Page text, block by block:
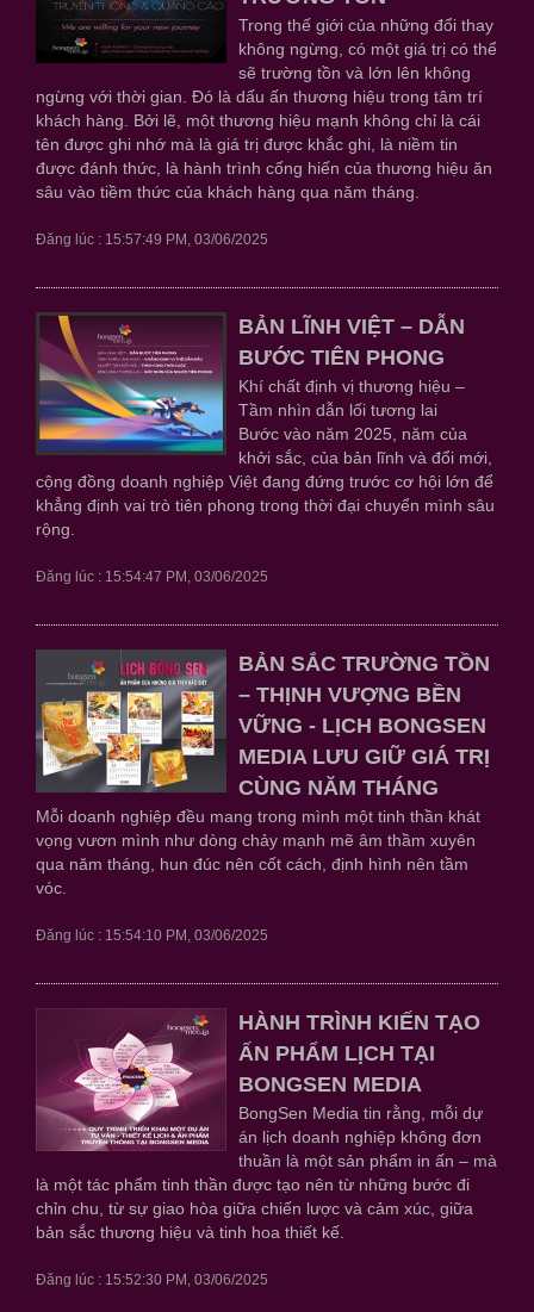
Trong thế giới của những đổi thay
không ngừng, có một giá trị có thể
sẽ trường tồn và lớn lên không
ngừng với thời gian. Đó là dấu ấn thương hiệu trong tâm trí
khách hàng. Bởi lẽ, một thương hiệu mạnh không chỉ là cái
tên được ghi nhớ mà là giá trị được khắc ghi, là niềm tin
được đánh thức, là hành trình cống hiến của thương hiệu ăn
sâu vào tiềm thức của khách hàng qua năm tháng.
Đăng lúc : 15:57:49 PM, 03/06/2025
BẢN LĨNH VIỆT – DẪN
BƯỚC TIÊN PHONG
Khí chất định vị thương hiệu –
Tầm nhìn dẫn lối tương lai
Bước vào năm 2025, năm của
khởi sắc, của bản lĩnh và đổi mới,
cộng đồng doanh nghiệp Việt đang đứng trước cơ hội lớn để
khẳng định vai trò tiên phong trong thời đại chuyển mình sâu
rộng.
Đăng lúc : 15:54:47 PM, 03/06/2025
BẢN SẮC TRƯỜNG TỒN
– THỊNH VƯỢNG BỀN
VỮNG - LỊCH BONGSEN
MEDIA LƯU GIỮ GIÁ TRỊ
CÙNG NĂM THÁNG
Mỗi doanh nghiệp đều mang trong mình một tinh thần khát
vọng vươn mình như dòng chảy mạnh mẽ âm thầm xuyên
qua năm tháng, hun đúc nên cốt cách, định hình nên tầm
vóc.
Đăng lúc : 15:54:10 PM, 03/06/2025
HÀNH TRÌNH KIẾN TẠO
ẤN PHẨM LỊCH TẠI
BONGSEN MEDIA
BongSen Media tin rằng, mỗi dự
án lịch doanh nghiệp không đơn
thuần là một sản phẩm in ấn – mà
là một tác phẩm tinh thần được tạo nên từ những bước đi
chỉn chu, từ sự giao hòa giữa chiến lược và cảm xúc, giữa
bản sắc thương hiệu và tinh hoa thiết kế.
Đăng lúc : 15:52:30 PM, 03/06/2025